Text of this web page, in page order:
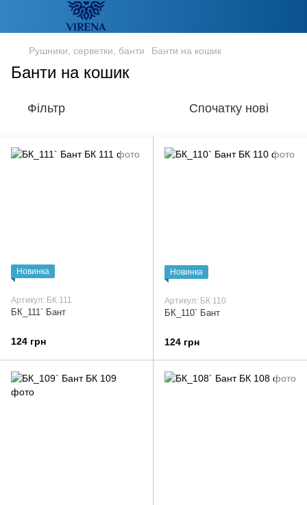
Рушники, серветки, банти Банти на кошик
Банти на кошик
Фільтр Спочатку нові
Новинка
Артикул: БК 111
БК_111` Бант
124 грн
Новинка
Артикул: БК 110
БК_110` Бант
124 грн